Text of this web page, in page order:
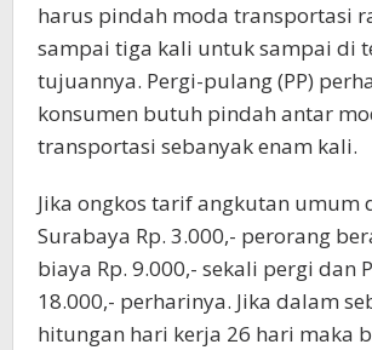
harus pindah moda transportasi
sampai tiga kali untuk sampai di
tujuannya. Pergi-pulang (PP)
konsumen butuh pindah antar
transportasi sebanyak enam kali.
Jika ongkos tarif angkutan umum
Surabaya Rp. 3.000,- perorang
biaya Rp. 9.000,- sekali pergi dan
18.000,- perharinya. Jika dalam
hitungan hari kerja 26 hari maka